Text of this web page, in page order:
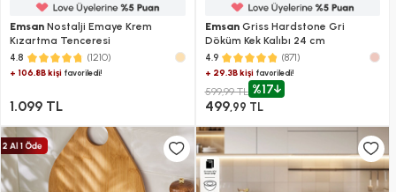
Emsan Nostalji Emaye Krem
Kızartma Tenceresi
4.8 (1210)
+ 106.8B kişi favoriledi!
1.099 TL
EmsanGriss Hardstone Gri
Döküm Kek Kalıbı 24 cm
4.9 (871)
+ 29.3B kişifavoriledi!
599,99 TL %17
499,99 TL